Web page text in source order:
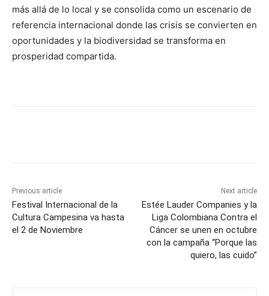
más allá de lo local y se consolida como un escenario de
referencia internacional donde las crisis se convierten en
oportunidades y la biodiversidad se transforma en
prosperidad compartida.
Previous article
Festival Internacional de la
Cultura Campesina va hasta
el 2 de Noviembre
Next article
Estée Lauder Companies y la
Liga Colombiana Contra el
Cáncer se unen en octubre
con la campaña “Porque las
quiero, las cuido”